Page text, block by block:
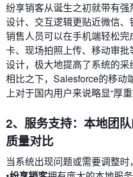
纷享销客从诞生之初就带有
设计、交互逻辑更贴近微信、
销售人员可以在手机端轻松
卡、现场拍照上传、移动审批
设计，极大地提高了系统的采
相比之下，Salesforce的移动
上对于国内用户来说略显“厚
2、服务支持：本地团
质量对比
当系统出现问题或需要调整时